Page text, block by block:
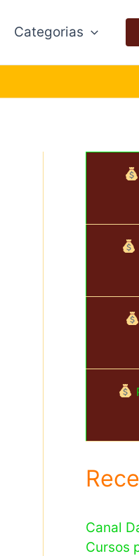
Categorias
Canal
Cursos